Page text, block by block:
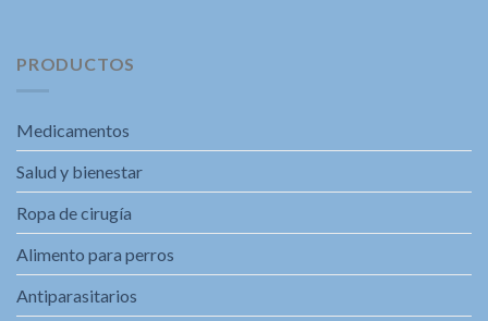
PRODUCTOS
Medicamentos
Salud y bienestar
Ropa de cirugía
Alimento para perros
Antiparasitarios